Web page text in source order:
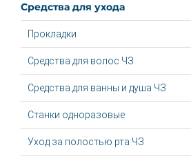
Средства для ухода
Прокладки
Средства для волос ЧЗ
Средства для ванны и душа ЧЗ
Станки одноразовые
Уход за полостью рта ЧЗ